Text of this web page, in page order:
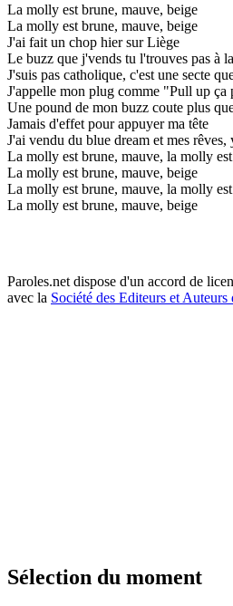
La molly est brune, mauve, beige
La molly est brune, mauve, beige
J'ai fait un chop hier sur Liège
Le buzz que j'vends tu l'trouves pas à
J'suis pas catholique, c'est une secte
J'appelle mon plug comme "Pull up ça
Une pound de mon buzz coute plus
Jamais d'effet pour appuyer ma tête
J'ai vendu du blue dream et mes rêves,
La molly est brune, mauve, la molly
La molly est brune, mauve, beige
La molly est brune, mauve, la molly
La molly est brune, mauve, beige
Paroles.net dispose d'un accord de
avec la Société des Editeurs et
Sélection du moment